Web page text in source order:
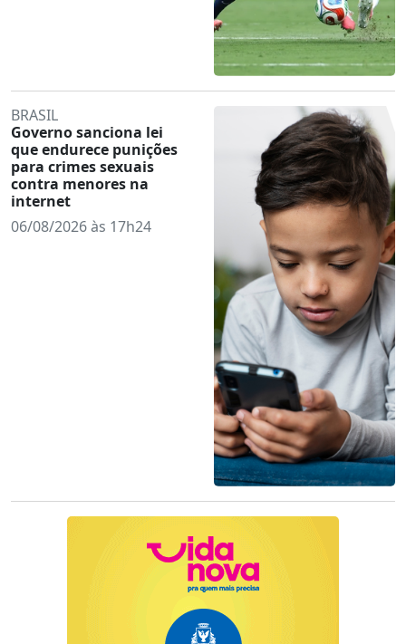
BRASIL
Governo sanciona lei
que endurece punições
para crimes sexuais
contra menores na
internet
06/08/2026 às 17h24